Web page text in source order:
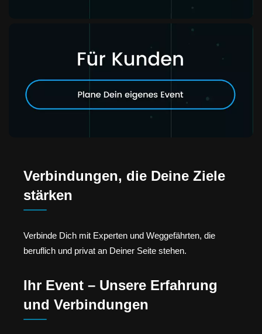
Verbindungen, die Deine Ziele
stärken
Verbinde Dich mit Experten und Weggefährten, die
beruflich und privat an Deiner Seite stehen.
Ihr Event – Unsere Erfahrung
und Verbindungen